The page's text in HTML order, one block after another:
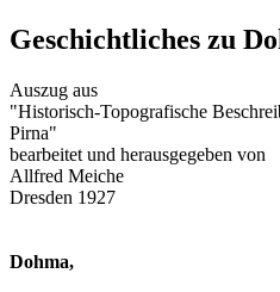
Geschichtliches zu
Auszug aus
"Historisch-Topografische
Pirna"
bearbeitet und herausgegeben von
Allfred Meiche
Dresden 1927
Dohma,